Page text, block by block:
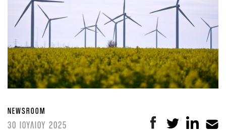
NEWSROOM
30 ΙΟΥΛΙΟΥ 2025